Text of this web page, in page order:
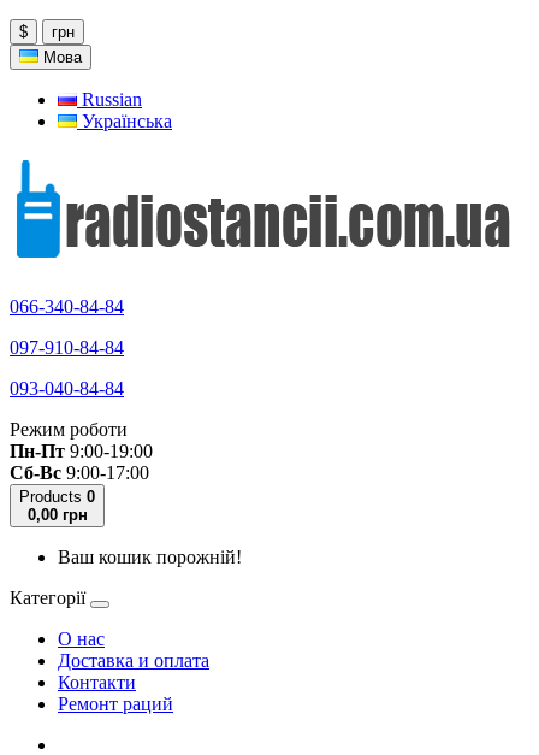
$
грн
Мова
Russian
Українська
066-340-84-84
097-910-84-84
093-040-84-84
Режим роботи
Пн-Пт 9:00-19:00
Сб-Вс 9:00-17:00
Products 0
0,00 грн
Ваш кошик порожній!
Категорії
О нас
Доставка и оплата
Контакти
Ремонт раций